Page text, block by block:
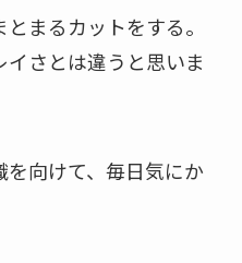
まるカットをする。
さとは違うと思いま
向けて、毎日気にか